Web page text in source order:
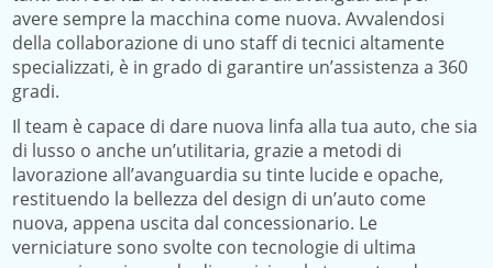
avere sempre la macchina come nuova. Avvalendosi
della collaborazione di uno staff di tecnici altamente
specializzati, è in grado di garantire un’assistenza a 360
gradi.
Il team è capace di dare nuova linfa alla tua auto, che sia
di lusso o anche un’utilitaria, grazie a metodi di
lavorazione all’avanguardia su tinte lucide e opache,
restituendo la bellezza del design di un’auto come
nuova, appena uscita dal concessionario. Le
verniciature sono svolte con tecnologie di ultima